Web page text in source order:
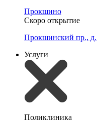
Прокшино
Скоро открытие
Прокшинский пр.,
Услуги
Поликлиника